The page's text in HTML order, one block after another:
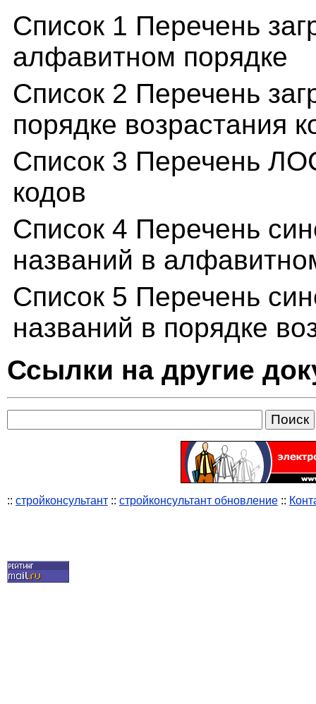
Список 1 Перечень
алфавитном порядке
Список 2 Перечень
порядке возрастания
Список 3 Перечень
кодов
Список 4 Перечень
названий в
Список 5 Перечень
названий в порядке
Ссылки на другие
:: стройконсультант :: стройконсультант обновление ::